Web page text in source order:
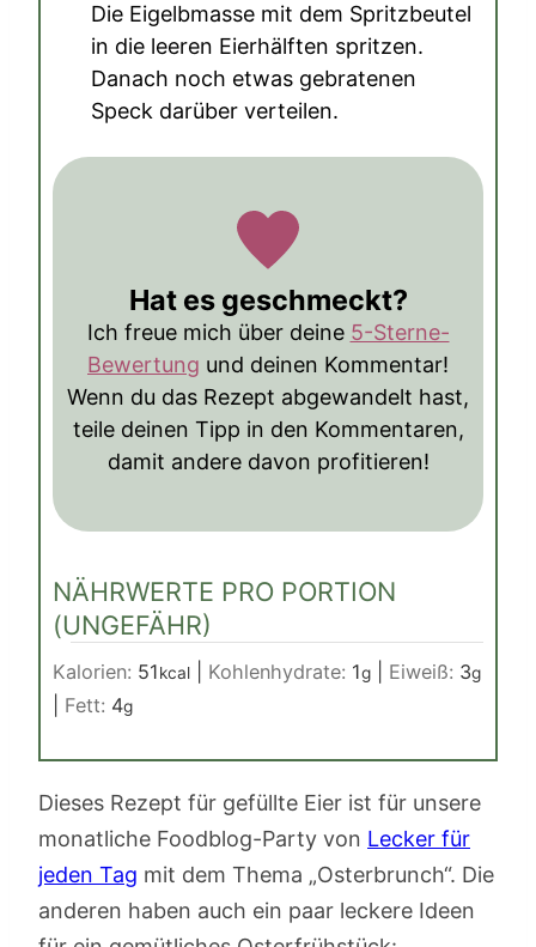
Die Eigelbmasse mit dem Spritzbeutel
in die leeren Eierhälften spritzen.
Danach noch etwas gebratenen
Speck darüber verteilen.
Hat es geschmeckt?
Ich freue mich über deine 5-Sterne-
Bewertung und deinen Kommentar!
Wenn du das Rezept abgewandelt hast,
teile deinen Tipp in den Kommentaren,
damit andere davon profitieren!
NÄHRWERTE PRO PORTION
(UNGEFÄHR)
Kalorien: 51kcal Kohlenhydrate: 1g Eiweiß: 3g
Fett: 4g
Dieses Rezept für gefüllte Eier ist für unsere
monatliche Foodblog-Party von Lecker für
jeden Tag mit dem Thema „Osterbrunch“. Die
anderen haben auch ein paar leckere Ideen